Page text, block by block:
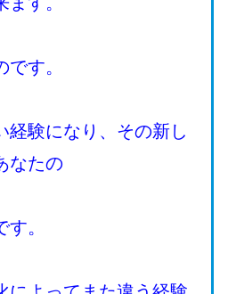
す。
経験になり、その新し
なたの
。